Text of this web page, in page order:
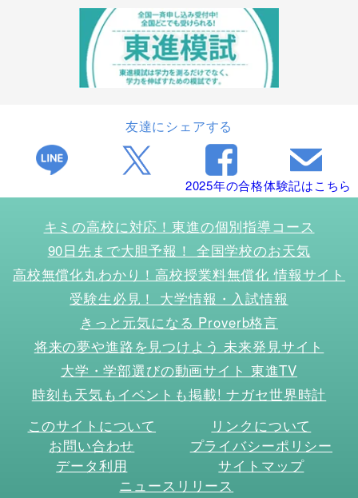
友達にシェアする
2025年の合格体験記はこちら
キミの高校に対応！東進の個別指導コース
90日先まで大胆予報！ 全国学校のお天気
高校無償化丸わかり！高校授業料無償化 情報サイト
受験生必見！ 大学情報・入試情報
きっと元気になる Proverb格言
将来の夢や進路を見つけよう 未来発見サイト
大学・学部選びの動画サイト 東進TV
時刻も天気もイベントも掲載! ナガセ世界時計
このサイトについて
リンクについて
お問い合わせ
プライバシーポリシー
データ利用
サイトマップ
ニュースリリース